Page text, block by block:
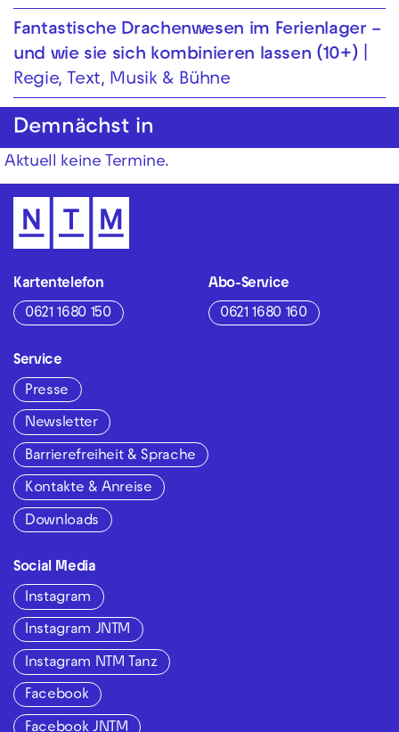
Fantastische Drachenwesen im Ferienlager –
und wie sie sich kombinieren lassen (10+)
Regie, Text, Musik & Bühne
Demnächst in
Aktuell keine Termine.
Kartentelefon
0621 1680 150
Abo-Service
0621 1680 160
Service
Presse
Newsletter
Barrierefreiheit & Sprache
Kontakte & Anreise
Downloads
Social Media
Instagram
Instagram JNTM
Instagram NTM Tanz
Facebook
Facebook JNTM